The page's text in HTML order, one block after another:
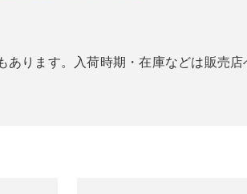
ります。入荷時期・在庫などは販売店